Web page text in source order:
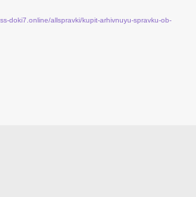
doki7.online/allspravki/kupit-arhivnuyu-spravku-ob-